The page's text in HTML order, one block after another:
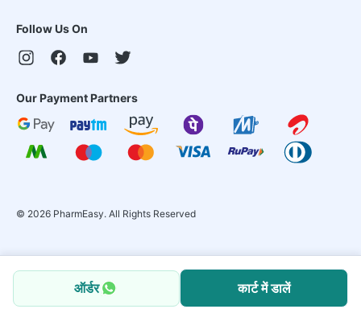
ऑर्डर कार्ट में डालें
Follow Us On
Our Payment Partners
© 2026 PharmEasy. All Rights Reserved